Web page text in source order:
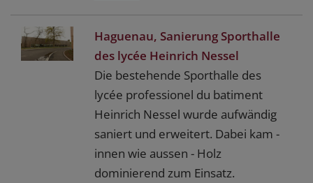
Haguenau, Sanierung Sporthalle
des lycée Heinrich Nessel
Die bestehende Sporthalle des
lycée professionel du batiment
Heinrich Nessel wurde aufwändig
saniert und erweitert. Dabei kam -
innen wie aussen - Holz
dominierend zum Einsatz.